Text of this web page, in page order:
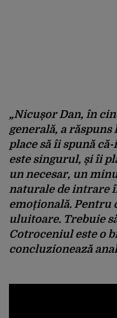
„Nicușor Dan, în
generală, a
place să îi spună
este singurul, și îi
un necesar, un
naturale de intrare
emoțională. Pentru
uluitoare. Trebuie
Cotroceniul este o
concluzionează